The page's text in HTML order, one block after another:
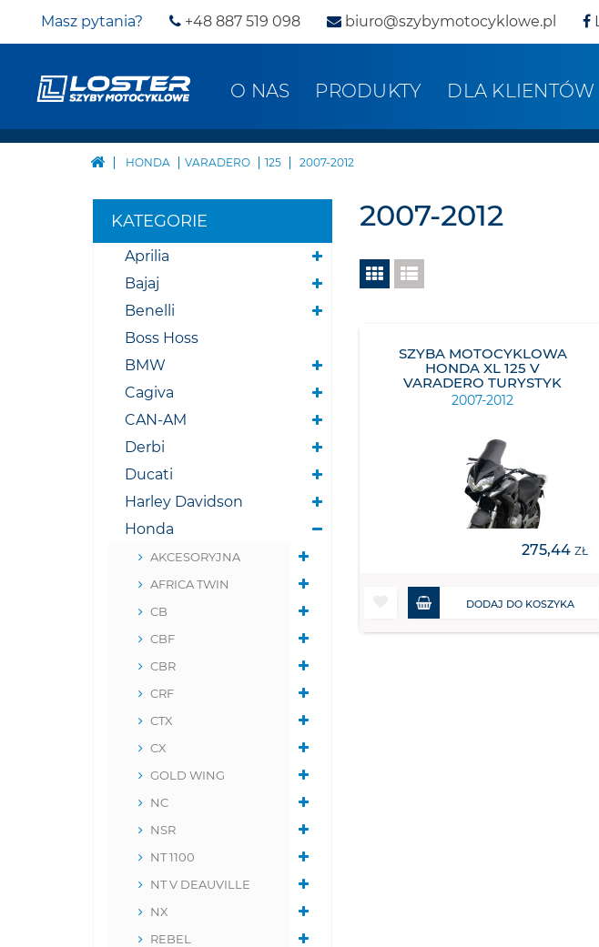
Masz pytania? +48 887 519 098 biuro@szybymotocyklowe.pl
O NAS PRODUKTY DLA KLIENTÓW
HONDA VARADERO 125 2007-2012
KATEGORIE
Aprilia
Bajaj
Benelli
Boss Hoss
BMW
Cagiva
CAN-AM
Derbi
Ducati
Harley Davidson
Honda
AKCESORYJNA
AFRICA TWIN
CB
CBF
CBR
CRF
CTX
CX
GOLD WING
NC
NSR
NT 1100
NT V DEAUVILLE
NX
REBEL
2007-2012
SZYBA MOTOCYKLOWA
HONDA XL 125 V
VARADERO TURYSTYK
2007-2012
275,44 ZŁ
DODAJ DO KOSZYKA